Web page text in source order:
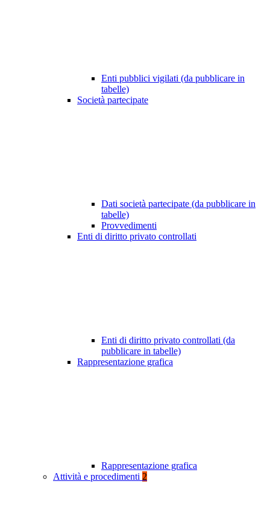
Enti pubblici vigilati (da pubblicare in
tabelle)
Società partecipate
Dati società partecipate (da pubblicare in
tabelle)
Provvedimenti
Enti di diritto privato controllati
Enti di diritto privato controllati (da
pubblicare in tabelle)
Rappresentazione grafica
Rappresentazione grafica
Attività e procedimenti 2